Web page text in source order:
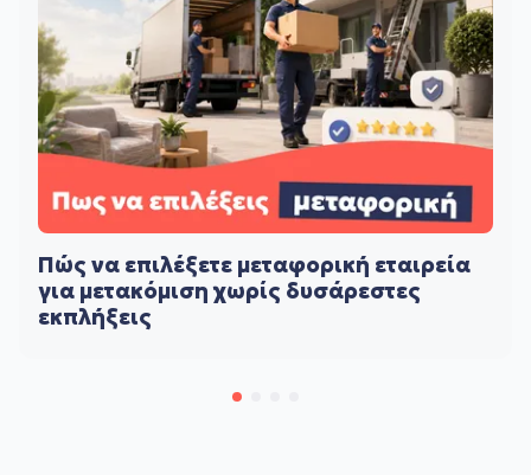
Πώς να επιλέξετε μεταφορική εταιρεία
για μετακόμιση χωρίς δυσάρεστες
εκπλήξεις